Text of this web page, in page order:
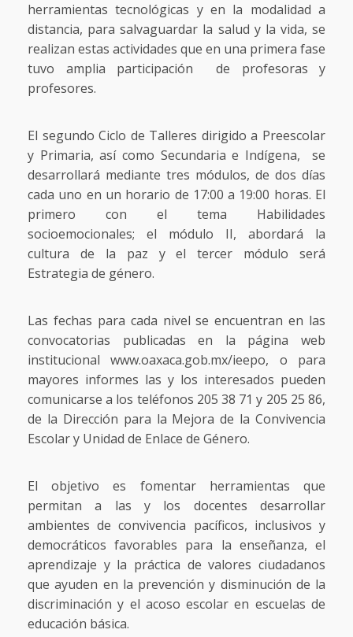
herramientas tecnológicas y en la modalidad a
distancia, para salvaguardar la salud y la vida, se
realizan estas actividades que en una primera fase
tuvo amplia participación de profesoras y
profesores.
El segundo Ciclo de Talleres dirigido a Preescolar
y Primaria, así como Secundaria e Indígena, se
desarrollará mediante tres módulos, de dos días
cada uno en un horario de 17:00 a 19:00 horas. El
primero con el tema Habilidades
socioemocionales; el módulo II, abordará la
cultura de la paz y el tercer módulo será
Estrategia de género.
Las fechas para cada nivel se encuentran en las
convocatorias publicadas en la página web
institucionalwww.oaxaca.gob.mx/ieepo, o para
mayores informes las y los interesados pueden
comunicarse a los teléfonos 205 38 71 y 205 25 86,
de la Dirección para la Mejora de la Convivencia
Escolar y Unidad de Enlace de Género.
El objetivo es fomentar herramientas que
permitan a las y los docentes desarrollar
ambientes de convivencia pacíficos, inclusivos y
democráticos favorables para la enseñanza, el
aprendizaje y la práctica de valores ciudadanos
que ayuden en la prevención y disminución de la
discriminación y el acoso escolar en escuelas de
educación básica.